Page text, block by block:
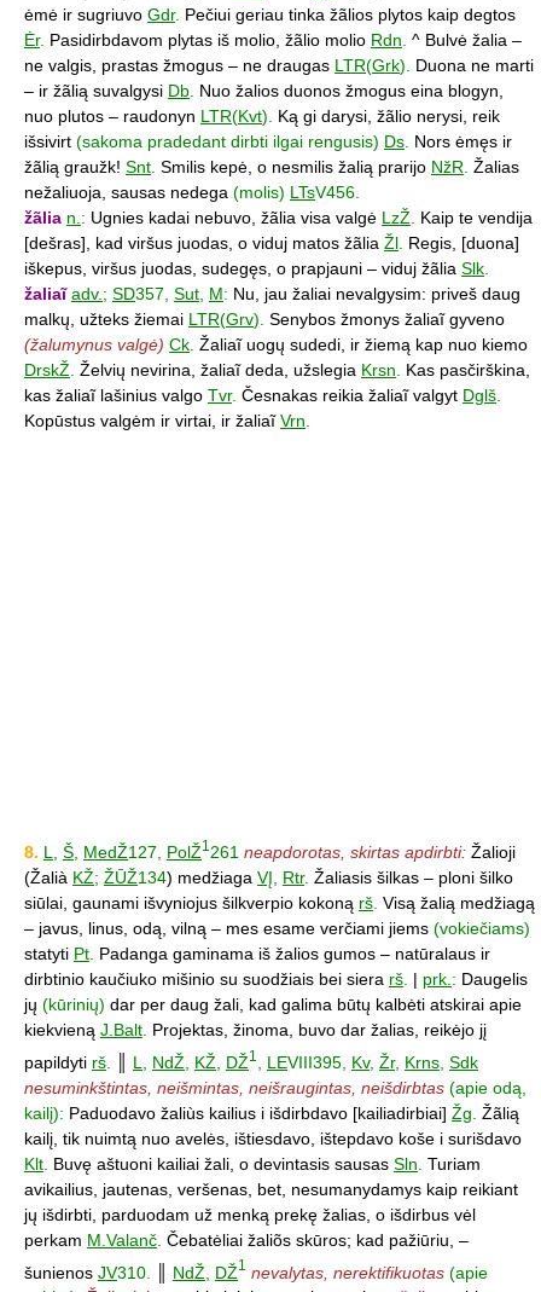
ėmė ir sugriuvo Gdr. Pečiui geriau tinka žãlios plytos kaip degtos
Ėr. Pasidirbdavom plytas iš molio, žãlio molio Rdn. ^ Bulvė žalia –
ne valgis, prastas žmogus – ne draugas LTR(Grk). Duona ne marti
– ir žãlią suvalgysi Db. Nuo žalios duonos žmogus eina blogyn,
nuo plutos – raudonyn LTR(Kvt). Ką gi darysi, žãlio nerysi, reik
išsivirt (sakoma pradedant dirbti ilgai rengusis) Ds. Nors ėmęs ir
žãlią graužk! Snt. Smilis kepė, o nesmilis žalią prarijo NžR. Žalias
nežaliuoja, sausas nedega (molis) LTsV456.
žãlia n.: Ugnies kadai nebuvo, žãlia visa valgė LzŽ. Kaip te vendija
[dešras], kad viršus juodas, o viduj matos žãlia Žl. Regis, [duona]
iškepus, viršus juodas, sudegęs, o prapjauni – viduj žãlia Slk.
žaliaĩ adv.; SD357, Sut, M: Nu, jau žaliai nevalgysim: priveš daug
malkų, užteks žiemai LTR(Grv). Senybos žmonys žaliaĩ gyveno
(žalumynus valgė) Ck. Žaliaĩ uogų sudedi, ir žiemą kap nuo kiemo
DrskŽ. Želvių nevirina, žaliaĩ deda, užslegia Krsn. Kas pasčirškina,
kas žaliaĩ lašinius valgo Tvr. Česnakas reikia žaliaĩ valgyt Dglš.
Kopūstus valgėm ir virtai, ir žaliaĩVrn.
8. L Š MedŽ127, PolŽ1 261 neapdorotas, skirtas apdirbti: Žalioji
(Žalià KŽ; ŽŪŽ134) medžiaga VĮ Rtr. Žaliasis šilkas – ploni šilko
siūlai, gaunami išvyniojus šilkverpio kokoną rš Visą žalią medžiagą
– javus, linus, odą, vilną – mes esame verčiami jiems (vokiečiams)
statyti Pt Padanga gaminama iš žalios gumos – natūralaus ir
dirbtinio kaučiuko mišinio su suodžiais bei siera rš | prk. : Daugelis
jų (kūrinių) dar per daug žali, kad galima būtų kalbėti atskirai apie
kiekvieną J.Balt Projektas, žinoma, buvo dar žalias, reikėjo jį
papildyti rš L NdŽ KŽ DŽ1 LEVIII395, Kv, Žr, Krns Sdk
nesuminkštintas, neišmintas, neišraugintas, neišdirbtas (apie odą,
kailį): Paduodavo žaliùs kailius i išdirbdavo [kailiadirbiai] Žg Žãlią
kailį, tik nuimtą nuo avelės, ištiesdavo, ištepdavo koše i surišdavo
Klt Buvę aštuoni kailiai žali, o devintasis sausas Sln Turiam
avikailius, jautenas, veršenas, bet, nesumanydamys kaip reikiant
jų išdirbti, parduodam už menką prekę žalias, o išdirbus vėl
perkam M.Valanč Čebatėliai žaliõs skūros; kad pažiūriu, –
šunienos JV310. NdŽ DŽ1 nevalytas, nerektifikuotas (apie